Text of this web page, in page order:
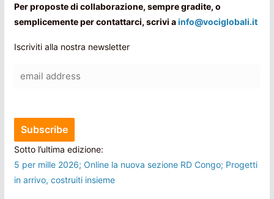
Per proposte di collaborazione, sempre gradite, o
semplicemente per contattarci, scrivi ainfo@vociglobali.it
Iscriviti alla nostra newsletter
Sotto l’ultima edizione:
5 per mille 2026; Online la nuova sezione RD Congo; Progetti
in arrivo, costruiti insieme